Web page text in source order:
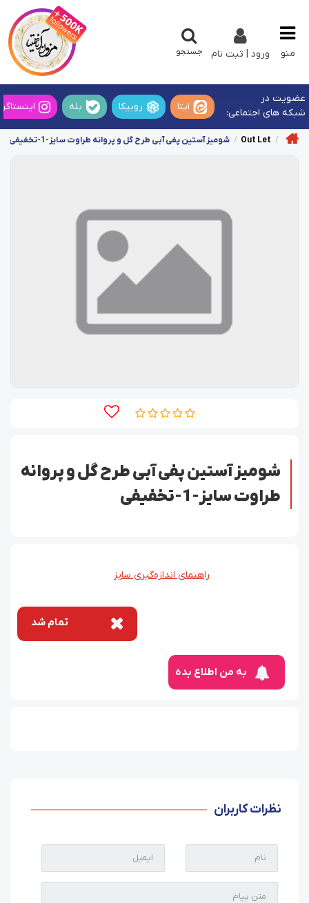
منو ورود | ثبت نام جستجو
عضویت در
شبکه های اجتماعی:
ایتا روبیکا بله
Out Let شومیز آستین پفی آبی طرح گل و پروانه طراوت سایز-1-تخفیفی
شومیز آستین پفی آبی طرح گل و پروانه
طراوت سایز-1-تخفیفی
راهنمای اندازه‌گیری سایز
تمام شد
به من اطلاع بده
نظرات کاربران